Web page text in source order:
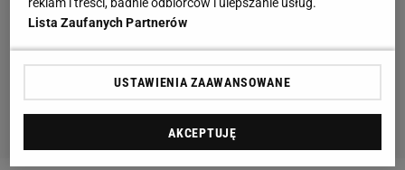
reklam i treści, badnie odbiorców i ulepszanie usług.
Lista Zaufanych Partnerów
USTAWIENIA ZAAWANSOWANE
AKCEPTUJĘ